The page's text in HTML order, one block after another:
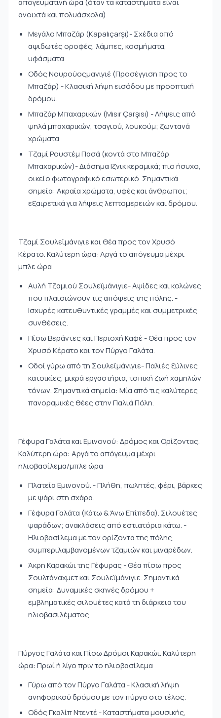
απογευματινή ώρα (όταν τα καταστήματα είναι
ανοιχτά και πολυάσχολα)
Μεγάλο Μπαζάρ (Kapalıçarşı)- Σχέδια από
αψιδωτές οροφές, λάμπες, κοσμήματα,
υφάσματα.
Οδός Νουρούοςμανιγιέ (Προσέγγιση προς το
Μπαζάρ) - Κλασική λήψη εισόδου με προοπτική
δρόμου.
Μπαζάρ Μπαχαρικών (Mısır Çarşısı) - Λήψεις από
ψηλά μπαχαρικών, τσαγιού, λουκούμ; ζωντανά
χρώματα.
Τζαμί Ρουστέμ Πασά (κοντά στο Μπαζάρ
Μπαχαρικών)- Διάσημα Ιζνικ κεραμικά; πιο ήσυχο,
οικείο φωτογραφικό εσωτερικό. Σημαντικά
σημεία: Ακραία χρώματα, υφές και άνθρωποι;
εξαιρετικά για λήψεις λεπτομερειών και δρόμου.
Τζαμί Σουλεϊμάνιγιε και Θέα προς τον Χρυσό
Κέρατο. Καλύτερη ώρα: Αργά το απόγευμα μέχρι
μπλε ώρα
Αυλή Τζαμιού Σουλεϊμάνιγιε- Αψίδες και κολώνες
που πλαισιώνουν τις απόψεις της πόλης. -
Ισχυρές κατευθυντικές γραμμές και συμμετρικές
συνθέσεις.
Πίσω Βεράντες και Περιοχή Καφέ - Θέα προς τον
Χρυσό Κέρατο και τον Πύργο Γαλάτα.
Οδοί γύρω από τη Σουλεϊμάνιγιε- Παλιές ξύλινες
κατοικίες, μικρά εργαστήρια, τοπική ζωή χαμηλών
τόνων. Σημαντικά σημεία: Μία από τις καλύτερες
πανοραμικές θέες στην Παλιά Πόλη.
Γέφυρα Γαλάτα και Εμινονού: Δρόμος και Ορίζοντας.
Καλύτερη ώρα: Αργά το απόγευμα μέχρι
ηλιοβασίλεμα/μπλε ώρα
Πλατεία Εμινονού. - Πλήθη, πωλητές, φέρι, βάρκες
με ψάρι στη σχάρα.
Γέφυρα Γαλάτα (Κάτω & Άνω Επίπεδα). Σιλουέτες
ψαράδων; ανακλάσεις από εστιατόρια κάτω. -
Ηλιοβασίλεμα με τον ορίζοντα της πόλης,
συμπεριλαμβανομένων τζαμιών και μιναρέδων.
Άκρη Καρακώι της Γέφυρας - Θέα πίσω προς
Σουλτάναχμετ και Σουλεϊμάνιγιε. Σημαντικά
σημεία: Δυναμικές σκηνές δρόμου +
εμβληματικές σιλουέτες κατά τη διάρκεια του
ηλιοβασιλέματος.
Πύργος Γαλάτα και Πίσω Δρόμοι Καρακώι. Καλύτερη
ώρα: Πρωί ή λίγο πριν το ηλιοβασίλεμα
Γύρω από τον Πύργο Γαλάτα - Κλασική λήψη
ανηφορικού δρόμου με τον πύργο στο τέλος.
Οδός Γκαλίπ Ντεντέ - Καταστήματα μουσικής,